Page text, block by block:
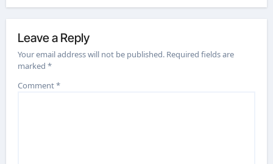
Leave a Reply
Your email address will not be published. Required fields are
marked*
Comment*